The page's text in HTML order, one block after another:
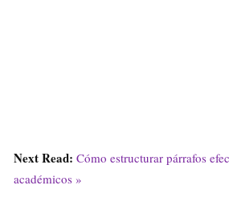
Next Read: Cómo estructurar párrafos
académicos »